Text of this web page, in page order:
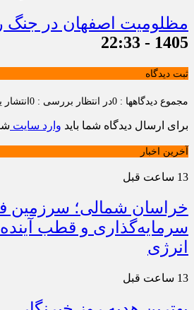
مظلومیت اصفهان در جنگ
1405 - 22:33
ثبت دیدگاه
مجموع دیدگاهها : 0 در انتظار بررسی : 0 انتشار
برای ارسال دیدگاه شما باید وارد سایت
آخرین اخبار
13 ساعت قبل
خراسان شمالی؛ سرزمین
سرمایه‌گذاری و قطب آینده
انرژی
13 ساعت قبل